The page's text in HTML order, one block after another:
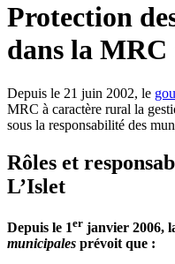
Protection
dans la MRC
Depuis le 21 juin 2002, le
MRC à caractère rural la
sous la responsabilité des
Rôles et
L’Islet
Depuis le 1er janvier 2006,
municipales prévoit que :